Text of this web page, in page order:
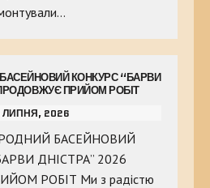
КОНКУРС “БАРВИ
ПРИЙОМ РОБІТ
ЛИПНЯ, 2026
БАСЕЙНОВИЙ
ДНІСТРА” 2026
РОБІТ Ми з радістю